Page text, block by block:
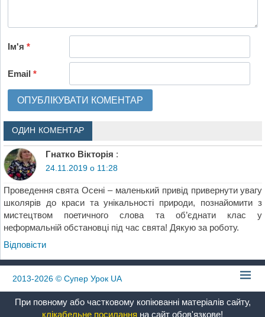
Ім'я*
Email*
ОДИН КОМЕНТАР
Гнатко Вікторія :
24.11.2019 о 11:28
Проведення свята Осені – маленький привід привернути увагу
школярів до краси та унікальності природи, познайомити з
мистецтвом поетичного слова та об’єднати клас у
неформальній обстановці під час свята! Дякую за роботу.
Відповіcти
2013-2026 © Супер Урок UA
При повному або частковому копіюванні матеріалів сайту,
клікабельне посилання на сайт обов'язкове!